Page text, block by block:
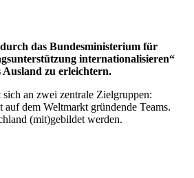
das Bundesministerium für
internationalisieren“
zu erleichtern.
an zwei zentrale Zielgruppen:
dem Weltmarkt gründende Teams.
(mit)gebildet werden.